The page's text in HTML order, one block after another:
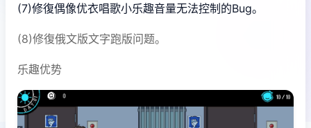
(7)修復偶像优衣唱歌小乐趣音量无法控制的Bug。
(8)修復俄文版文字跑版问题。
乐趣优势